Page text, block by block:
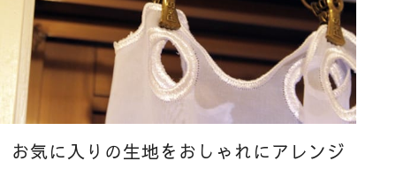
お気に入りの生地をおしゃれにアレンジ